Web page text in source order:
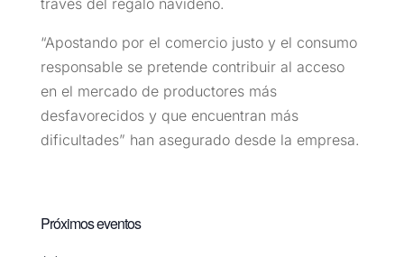
“Apostando por el comercio justo y el consumo
responsable se pretende contribuir al acceso
en el mercado de productores más
desfavorecidos y que encuentran más
dificultades” han asegurado desde la empresa.
Próximos eventos